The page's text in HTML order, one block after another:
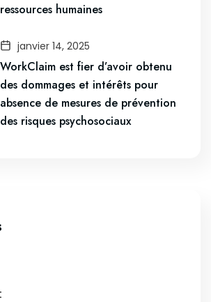
ressources humaines
janvier 14, 2025
WorkClaim est fier d’avoir obtenu
des dommages et intérêts pour
absence de mesures de prévention
des risques psychosociaux